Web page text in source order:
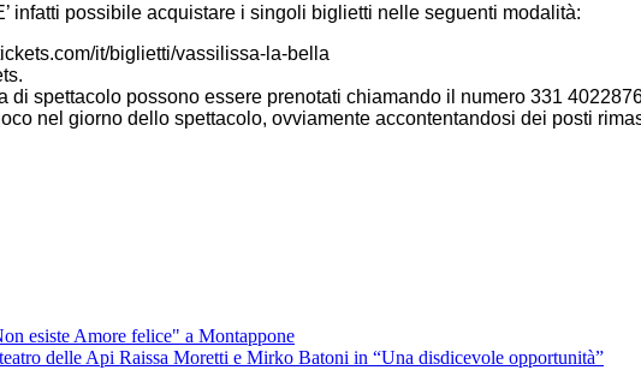
infatti possibile acquistare i singoli biglietti nelle seguenti modalità:
it/biglietti/vassilissa-la-bella
di spettacolo possono essere prenotati chiamando il numero 331
nel giorno dello spettacolo, ovviamente accontentandosi dei posti
esiste Amore felice" a Montappone
delle Api Raissa Moretti e Mirko Batoni in “Una disdicevole opportunità”